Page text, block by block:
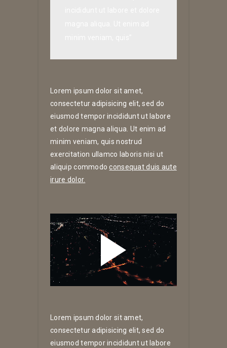
Lorem ipsum dolor sit amet,
consectetur adipisicing elit, sed do
eiusmod tempor incididunt ut labore
et dolore magna aliqua. Ut enim ad
minim veniam, quis nostrud
exercitation ullamco laboris nisi ut
aliquip commodoconsequat duis aute
irure dolor.
Lorem ipsum dolor sit amet,
consectetur adipisicing elit, sed do
eiusmod tempor incididunt ut labore